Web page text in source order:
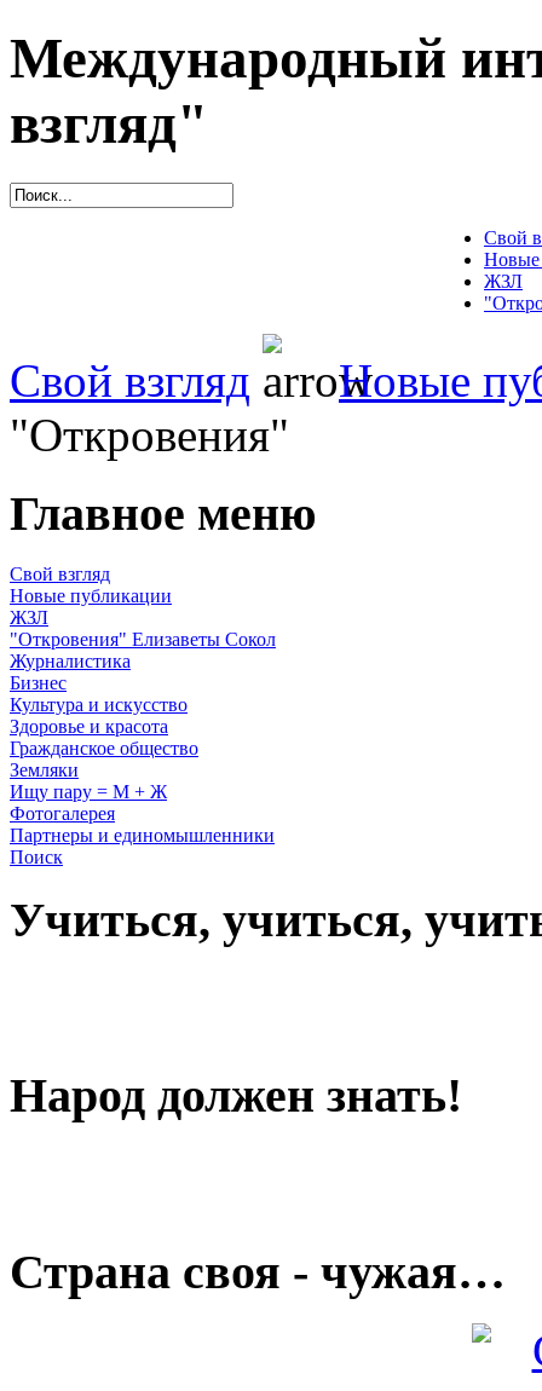
Международный
взгляд"
Свой
Новые
ЖЗЛ
Свой взгляд
Новые
"Откровения"
Главное меню
Свой взгляд
Новые публикации
ЖЗЛ
"Откровения" Елизаветы Сокол
Журналистика
Бизнес
Культура и искусство
Здоровье и красота
Гражданское общество
Земляки
Ищу пару = М + Ж
Фотогалерея
Партнеры и единомышленники
Поиск
Учиться, учиться,
Народ должен знать!
Страна своя - чужая…